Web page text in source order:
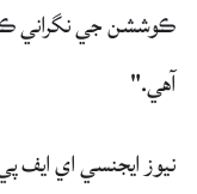
ڪوششن جي نگراني
آهي."
نيوز ايجنسي اي